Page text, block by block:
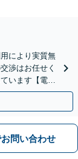
により実質無
渉はお任せく
います【電話
問い合わせ